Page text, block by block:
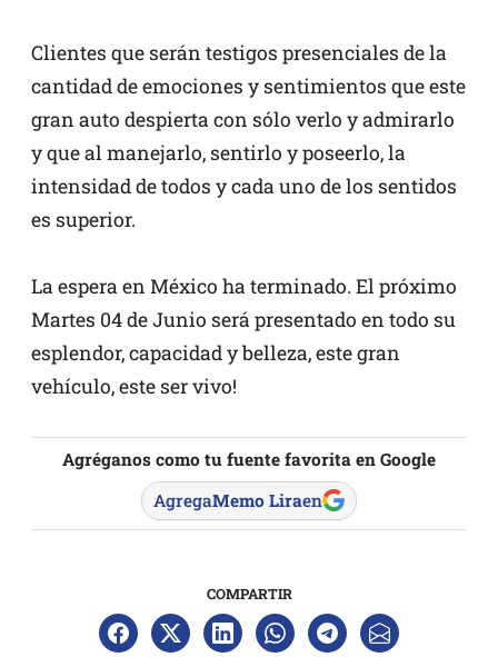
Clientes que serán testigos presenciales de la
cantidad de emociones y sentimientos que este
gran auto despierta con sólo verlo y admirarlo
y que al manejarlo, sentirlo y poseerlo, la
intensidad de todos y cada uno de los sentidos
es superior.
La espera en México ha terminado. El próximo
Martes 04 de Junio será presentado en todo su
esplendor, capacidad y belleza, este gran
vehículo, este ser vivo!
Agréganos como tu fuente favorita en Google
AgregaMemo Liraen
COMPARTIR